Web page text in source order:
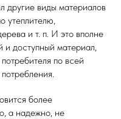
другие виды материалов
утеплителю,
и т. п. И это вполне
и доступный материал,
по всей
более
а надежно, не